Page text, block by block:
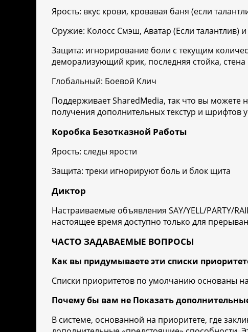
Ярость: вкус крови, кровавая баня (если
Оружие: Колосс Смэш, Аватар (Если талантлив)
Защита: игнорирование боли с текущим
деморализующий крик, последняя стойка,
Глобальный: Боевой Клич
Поддерживает SharedMedia, так что вы можете
получения дополнительных текстур и шрифтов
Коробка Безотказной Работы
Ярость: следы ярости
Защита: треки игнорируют боль и блок щита
Диктор
Настраиваемые объявления SAY/YELL/PARTY/
настоящее время доступно только для
ЧАСТО ЗАДАВАЕМЫЕ ВОПРОСЫ
Как вы придумываете эти списки
Списки приоритетов по умолчанию основаны
Почему бы вам не Показать
В системе, основанной на приоритете, где